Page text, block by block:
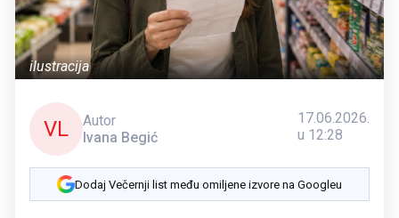
ilustracija
VL
Autor
Ivana Begić
17.06.2026.
u 12:28
Dodaj Večernji list među omiljene izvore na Googleu